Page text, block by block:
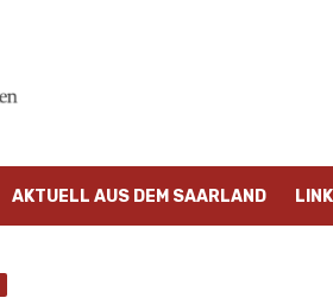
AKTUELL AUS DEM SAARLAND